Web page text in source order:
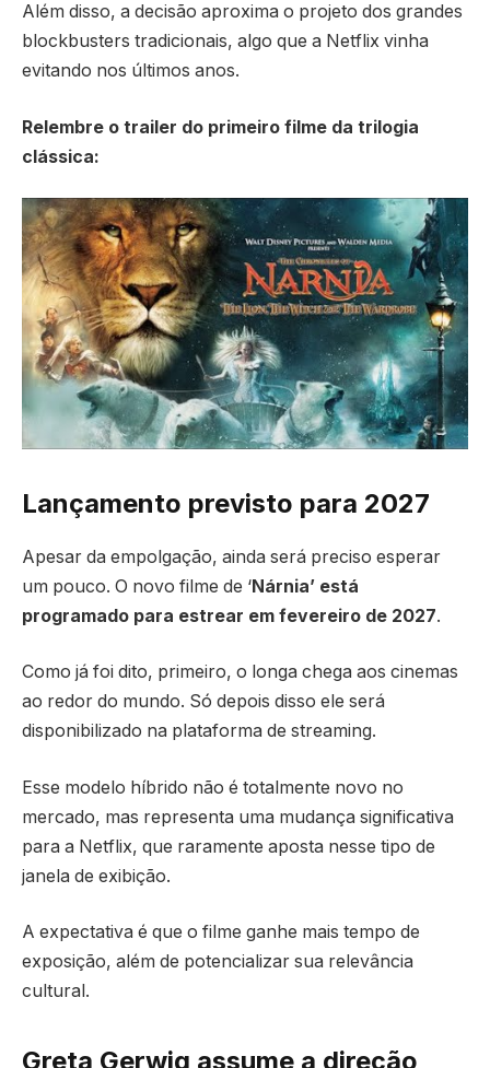
Além disso, a decisão aproxima o projeto dos grandes
blockbusters tradicionais, algo que a Netflix vinha
evitando nos últimos anos.
Relembre o trailer do primeiro filme da trilogia
clássica:
Lançamento previsto para 2027
Apesar da empolgação, ainda será preciso esperar
um pouco. O novo filme de ‘Nárnia’ está
programado para estrear em fevereiro de 2027.
Como já foi dito, primeiro, o longa chega aos cinemas
ao redor do mundo. Só depois disso ele será
disponibilizado na plataforma de streaming.
Esse modelo híbrido não é totalmente novo no
mercado, mas representa uma mudança significativa
para a Netflix, que raramente aposta nesse tipo de
janela de exibição.
A expectativa é que o filme ganhe mais tempo de
exposição, além de potencializar sua relevância
cultural.
Greta Gerwig assume a direção